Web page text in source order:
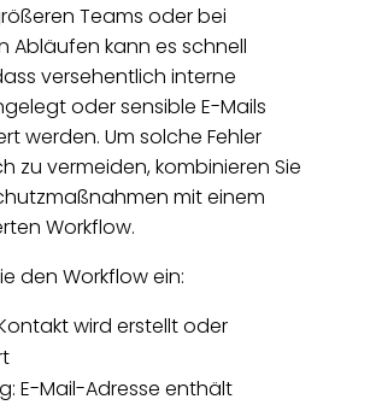
Teams oder bei
Abläufen kann es schnell
versehentlich interne
oder sensible E-Mails
werden. Um solche Fehler
zu vermeiden, kombinieren Sie
mit einem
Workflow.
den Workflow ein:
wird erstellt oder
E-Mail-Adresse enthält